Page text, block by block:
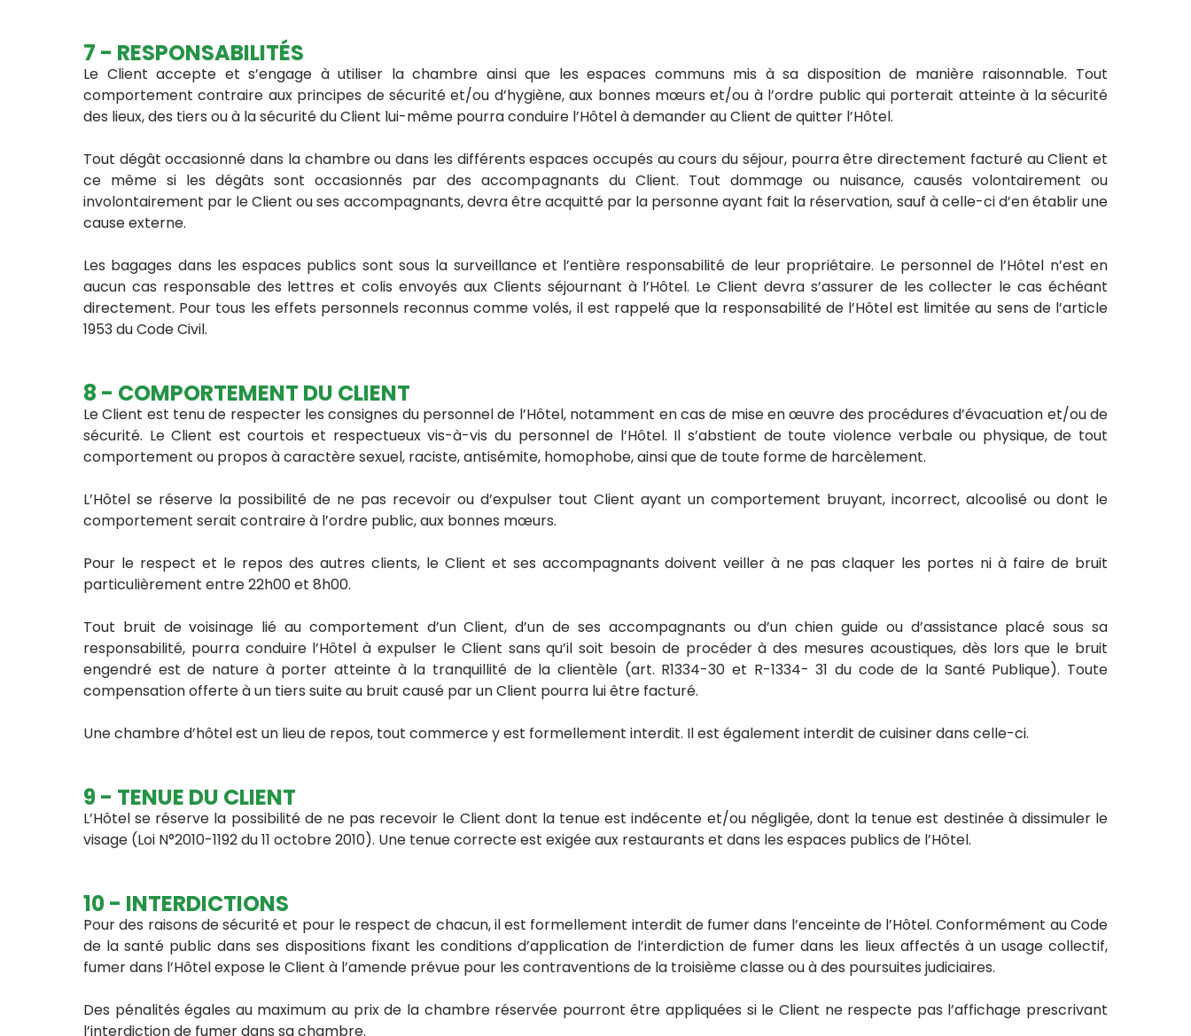
7 - RESPONSABILITÉS
Le Client accepte et s’engage à utiliser la chambre ainsi que les espaces communs mis à sa disposition de manière raisonnable. Tout
comportement contraire aux principes de sécurité et/ou d’hygiène, aux bonnes mœurs et/ou à l’ordre public qui porterait atteinte à la sécurité
des lieux, des tiers ou à la sécurité du Client lui-même pourra conduire l’Hôtel à demander au Client de quitter l’Hôtel.
Tout dégât occasionné dans la chambre ou dans les différents espaces occupés au cours du séjour, pourra être directement facturé au Client et
ce même si les dégâts sont occasionnés par des accompagnants du Client. Tout dommage ou nuisance, causés volontairement ou
involontairement par le Client ou ses accompagnants, devra être acquitté par la personne ayant fait la réservation, sauf à celle-ci d’en établir une
cause externe.
Les bagages dans les espaces publics sont sous la surveillance et l’entière responsabilité de leur propriétaire. Le personnel de l’Hôtel n’est en
aucun cas responsable des lettres et colis envoyés aux Clients séjournant à l’Hôtel. Le Client devra s’assurer de les collecter le cas échéant
directement. Pour tous les effets personnels reconnus comme volés, il est rappelé que la responsabilité de l’Hôtel est limitée au sens de l’article
1953 du Code Civil.
8 - COMPORTEMENT DU CLIENT
Le Client est tenu de respecter les consignes du personnel de l’Hôtel, notamment en cas de mise en œuvre des procédures d’évacuation et/ou de
sécurité. Le Client est courtois et respectueux vis-à-vis du personnel de l’Hôtel. Il s’abstient de toute violence verbale ou physique, de tout
comportement ou propos à caractère sexuel, raciste, antisémite, homophobe, ainsi que de toute forme de harcèlement.
L’Hôtel se réserve la possibilité de ne pas recevoir ou d’expulser tout Client ayant un comportement bruyant, incorrect, alcoolisé ou dont le
comportement serait contraire à l’ordre public, aux bonnes mœurs.
Pour le respect et le repos des autres clients, le Client et ses accompagnants doivent veiller à ne pas claquer les portes ni à faire de bruit
particulièrement entre 22h00 et 8h00.
Tout bruit de voisinage lié au comportement d’un Client, d’un de ses accompagnants ou d’un chien guide ou d’assistance placé sous sa
responsabilité, pourra conduire l’Hôtel à expulser le Client sans qu’il soit besoin de procéder à des mesures acoustiques, dès lors que le bruit
engendré est de nature à porter atteinte à la tranquillité de la clientèle (art. R1334-30 et R-1334- 31 du code de la Santé Publique). Toute
compensation offerte à un tiers suite au bruit causé par un Client pourra lui être facturé.
Une chambre d’hôtel est un lieu de repos, tout commerce y est formellement interdit. Il est également interdit de cuisiner dans celle-ci.
9 - TENUE DU CLIENT
L’Hôtel se réserve la possibilité de ne pas recevoir le Client dont la tenue est indécente et/ou négligée, dont la tenue est destinée à dissimuler le
visage (Loi N°2010-1192 du 11 octobre 2010). Une tenue correcte est exigée aux restaurants et dans les espaces publics de l’Hôtel.
10 - INTERDICTIONS
Pour des raisons de sécurité et pour le respect de chacun, il est formellement interdit de fumer dans l’enceinte de l’Hôtel. Conformément au Code
de la santé public dans ses dispositions fixant les conditions d’application de l’interdiction de fumer dans les lieux affectés à un usage collectif,
fumer dans l’Hôtel expose le Client à l’amende prévue pour les contraventions de la troisième classe ou à des poursuites judiciaires.
Des pénalités égales au maximum au prix de la chambre réservée pourront être appliquées si le Client ne respecte pas l’affichage prescrivant
l’interdiction de fumer dans sa chambre.